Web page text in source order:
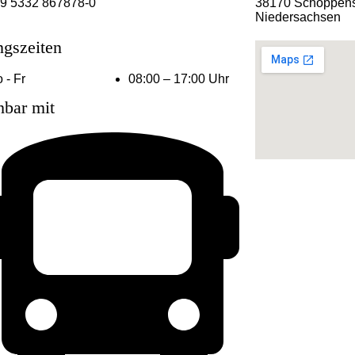
- Fr 08:00 – 17:00 Uhr
mit
Niedersachsen